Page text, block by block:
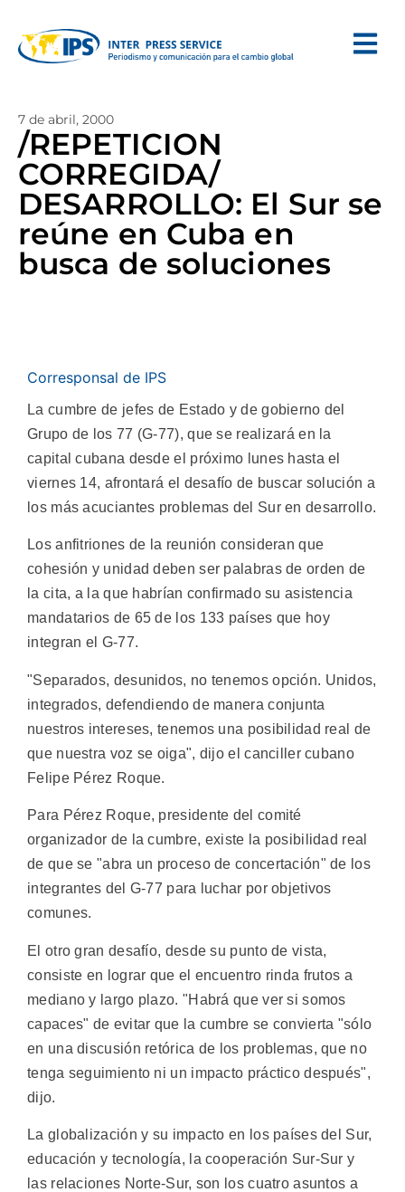
7 de abril, 2000
/REPETICION
CORREGIDA/
DESARROLLO: El Sur se
reúne en Cuba en
busca de soluciones
Corresponsal de IPS
La cumbre de jefes de Estado y de gobierno del
Grupo de los 77 (G-77), que se realizará en la
capital cubana desde el próximo lunes hasta el
viernes 14, afrontará el desafío de buscar solución a
los más acuciantes problemas del Sur en desarrollo.
Los anfitriones de la reunión consideran que
cohesión y unidad deben ser palabras de orden de
la cita, a la que habrían confirmado su asistencia
mandatarios de 65 de los 133 países que hoy
integran el G-77.
"Separados, desunidos, no tenemos opción. Unidos,
integrados, defendiendo de manera conjunta
nuestros intereses, tenemos una posibilidad real de
que nuestra voz se oiga", dijo el canciller cubano
Felipe Pérez Roque.
Para Pérez Roque, presidente del comité
organizador de la cumbre, existe la posibilidad real
de que se "abra un proceso de concertación" de los
integrantes del G-77 para luchar por objetivos
comunes.
El otro gran desafío, desde su punto de vista,
consiste en lograr que el encuentro rinda frutos a
mediano y largo plazo. "Habrá que ver si somos
capaces" de evitar que la cumbre se convierta "sólo
en una discusión retórica de los problemas, que no
tenga seguimiento ni un impacto práctico después",
dijo.
La globalización y su impacto en los países del Sur,
educación y tecnología, la cooperación Sur-Sur y
las relaciones Norte-Sur, son los cuatro asuntos a